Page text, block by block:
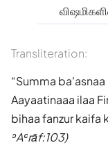
Transliteration:
Summa
Aayaatinaaa ilaa
bihaa fanzur
ʾAʿrāf:103)